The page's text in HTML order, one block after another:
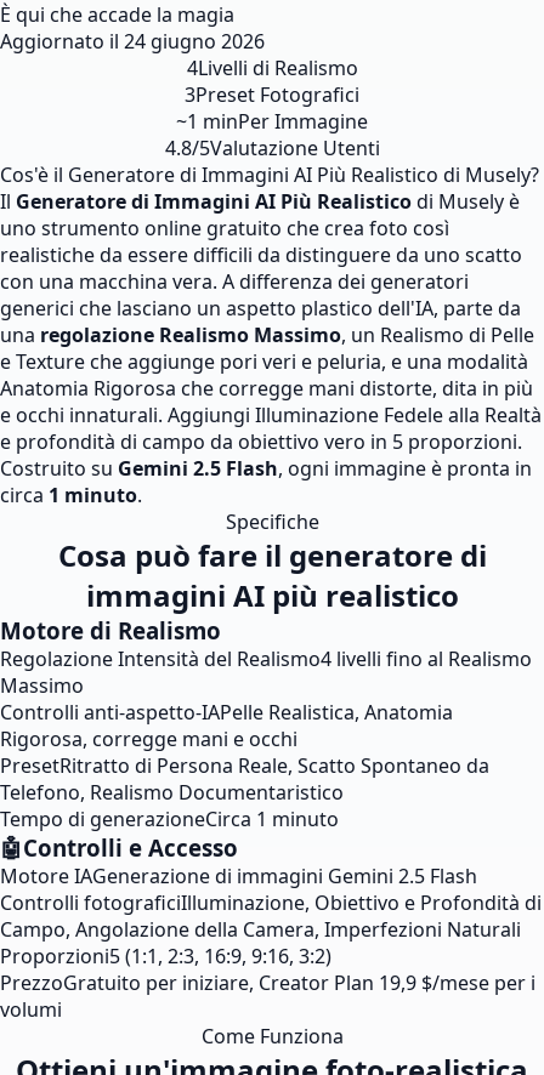
È qui che accade la magia
Aggiornato il 24 giugno 2026
4Livelli di Realismo
3Preset Fotografici
~1 minPer Immagine
4.8/5Valutazione Utenti
Cos'è il Generatore di Immagini AI Più Realistico di Musely?
Il Generatore di Immagini AI Più Realisticodi Musely è
uno strumento online gratuito che crea foto così
realistiche da essere difficili da distinguere da uno scatto
con una macchina vera. A differenza dei generatori
generici che lasciano un aspetto plastico dell'IA, parte da
una regolazione Realismo Massimo, un Realismo di Pelle
e Texture che aggiunge pori veri e peluria, e una modalità
Anatomia Rigorosa che corregge mani distorte, dita in più
e occhi innaturali. Aggiungi Illuminazione Fedele alla Realtà
e profondità di campo da obiettivo vero in 5 proporzioni.
Costruito su Gemini 2.5 Flash, ogni immagine è pronta in
circa 1 minuto.
Specifiche
Cosa può fare il generatore di
immagini AI più realistico
Motore di Realismo
Regolazione Intensità del Realismo4 livelli fino al Realismo
Massimo
Controlli anti-aspetto-IAPelle Realistica, Anatomia
Rigorosa, corregge mani e occhi
PresetRitratto di Persona Reale, Scatto Spontaneo da
Telefono, Realismo Documentaristico
Tempo di generazioneCirca 1 minuto
🤖Controlli e Accesso
Motore IAGenerazione di immagini Gemini 2.5 Flash
Controlli fotograficiIlluminazione, Obiettivo e Profondità di
Campo, Angolazione della Camera, Imperfezioni Naturali
Proporzioni5 (1:1, 2:3, 16:9, 9:16, 3:2)
PrezzoGratuito per iniziare, Creator Plan 19,9 $/mese per i
volumi
Come Funziona